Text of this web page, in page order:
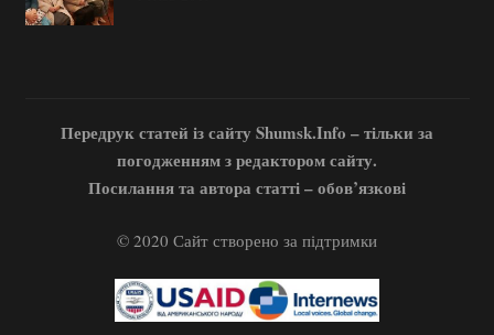
Передрук статей із сайту Shumsk.Info – тільки за
погодженням з редактором сайту.
Посилання та автора статті – обов’язкові
© 2020 Сайт створено за підтримки